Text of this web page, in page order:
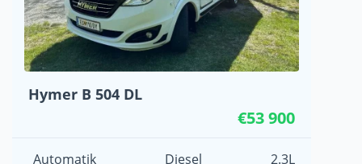
Hymer B 504 DL
€53 900
Automatik Diesel 2.3L